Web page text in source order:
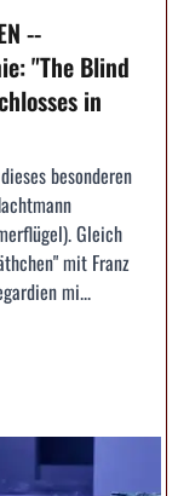
--
"The Blind
in
besonderen
Gleich
mit Franz
mi...